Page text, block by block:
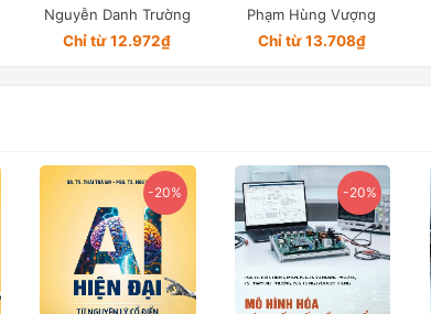
Nguyễn Danh Trường
Chỉ từ 12.972₫
Phạm Hùng Vượng
Chỉ từ 13.708₫
-20% -20%